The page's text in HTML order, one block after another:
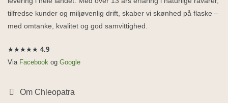
tilfredse kunder og miljøvenlig drift, skaber vi skønhed på flaske –
med omtanke, kvalitet og god samvittighed.
★★★★★ 4.9
Via Facebook og Google
Om Chleopatra